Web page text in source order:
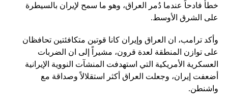
خطأً فادحاً عندما دُمر العراق، وهو ما سمح لإيران بالسيطرة
على الشرق الأوسط.
وأكد ترامب، ان العراق وإيران كانا قوتين متكافئتين تحافظان
على توازن المنطقة لعدة قرون، مشيراً إلى ان الضربات
العسكرية الأمريكية التي استهدفت المنشآت النووية الإيرانية
أضعفت إيران، وجعلت العراق أكثر استقلالاً وصداقة مع
واشنطن.